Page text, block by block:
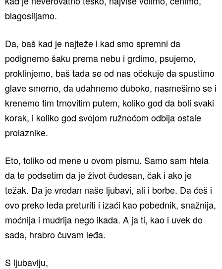
blagosiljamo.
Da, baš kad je najteže i kad smo spremni da
podignemo šaku prema nebu i grdimo, psujemo,
proklinjemo, baš tada se od nas očekuje da spustimo
glave smerno, da udahnemo duboko, nasmešimo se i
krenemo tim trnovitim putem, koliko god da boli svaki
korak, i koliko god svojom ružnoćom odbija ostale
prolaznike.
Eto, toliko od mene u ovom pismu. Samo sam htela
da te podsetim da je život čudesan, čak i ako je
težak. Da je vredan naše ljubavi, ali i borbe. Da ćeš i
ovo preko leđa preturiti i izaći kao pobednik, snažnija,
moćnija i mudrija nego ikada. A ja ti, kao i uvek do
sada, hrabro čuvam leđa.
S ljubavlju,